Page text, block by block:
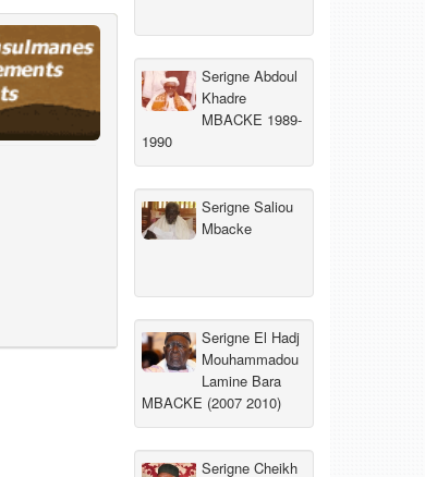
Serigne Abdoul
Khadre
MBACKE 1989-
1990
Serigne Saliou
Mbacke
Serigne El Hadj
Mouhammadou
Lamine Bara
MBACKE (2007 2010)
Serigne Cheikh